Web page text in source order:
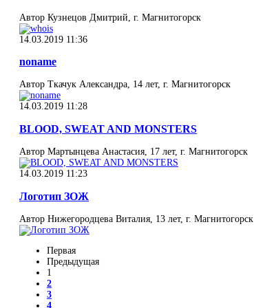
Автор Кузнецов Дмитрий, г. Магнитогорск
14.03.2019 11:36
noname
Автор Ткачук Александра, 14 лет, г. Магнитогорск
14.03.2019 11:28
BLOOD, SWEAT AND MONSTERS
Автор Мартынцева Анастасия, 17 лет, г. Магнитогорск
14.03.2019 11:23
Логотип ЗОЖ
Автор Нижегородцева Виталия, 13 лет, г. Магнитогорск
Первая
Предыдущая
1
2
3
4